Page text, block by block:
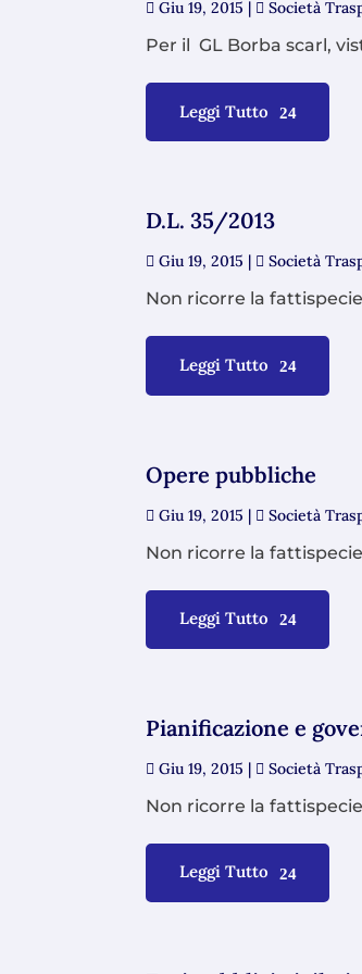
Giu 19, 2015 | Società
Per il GL Borba scarl,
Leggi Tutto
D.L. 35/2013
Giu 19, 2015 | Società
Non ricorre la fattispecie
Leggi Tutto
Opere pubbliche
Giu 19, 2015 | Società
Non ricorre la fattispecie
Leggi Tutto
Pianificazione e
Giu 19, 2015 | Società
Non ricorre la fattispecie
Leggi Tutto